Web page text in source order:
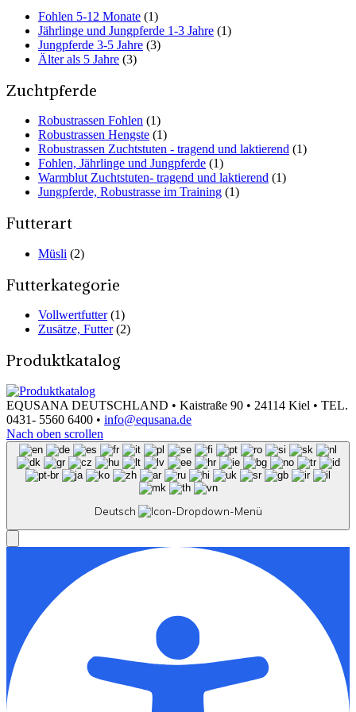
Fohlen 5-12 Monate (1)
Jährlinge und Jungpferde 1-3 Jahre (1)
Jungpferde 3-5 Jahre (3)
Älter als 5 Jahre (3)
Zuchtpferde
Robustrassen Fohlen (1)
Robustrassen Hengste (1)
Robustrassen Zuchtstuten - tragend und laktierend (1)
Fohlen, Jährlinge und Jungpferde (1)
Warmblut Zuchtstuten- tragend und laktierend (1)
Jungpferde, Robustrasse im Training (1)
Futterart
Müsli (2)
Futterkategorie
Vollwertfutter (1)
Zusätze, Futter (2)
Produktkatalog
EQUSANA DEUTSCHLAND • Kaistraße 90 • 24114 Kiel • TEL.
0431- 5560 6400 • info@equsana.de
Nach oben scrollen
Deutsch